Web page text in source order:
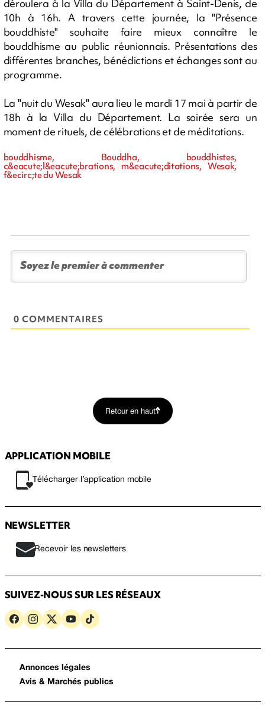
déroulera à la Villa du Département à Saint-Denis, de
10h à 16h. A travers cette journée, la "Présence
bouddhiste" souhaite faire mieux connaître le
bouddhisme au public réunionnais. Présentations des
différentes branches, bénédictions et échanges sont au
programme.
La "nuit du Wesak" aura lieu le mardi 17 mai à partir de
18h à la Villa du Département. La soirée sera un
moment de rituels, de célébrations et de méditations.
bouddhisme, Bouddha, bouddhistes,
c&eacute;l&eacute;brations, m&eacute;ditations, Wesak,
f&ecirc;te du Wesak
0 COMMENTAIRES
Retour en haut
APPLICATION MOBILE
Télécharger l’application mobile
NEWSLETTER
Recevoir les newsletters
SUIVEZ-NOUS SUR LES RÉSEAUX
Annonces légales
Avis & Marchés publics